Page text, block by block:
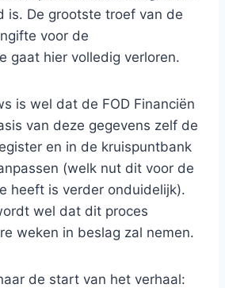
is. De grootste troef van de
voor de
gaat hier volledig verloren.
is wel dat de FOD Financiën
van deze gegevens zelf de
en in de kruispuntbank
(welk nut dit voor de
heeft is verder onduidelijk).
wel dat dit proces
weken in beslag zal nemen.
de start van het verhaal: